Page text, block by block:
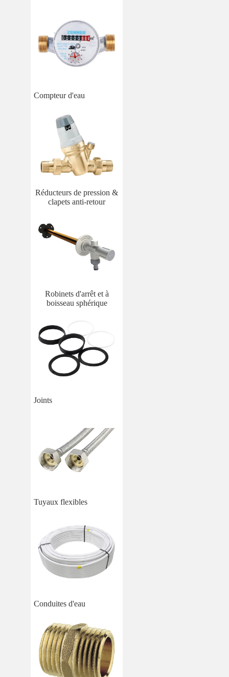
Compteur d'eau
Réducteurs de pression &
clapets anti-retour
Robinets d'arrêt et à
boisseau sphérique
Joints
Tuyaux flexibles
Conduites d'eau